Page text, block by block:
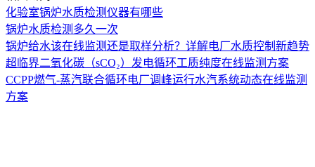
化验室锅炉水质检测仪器有哪些
锅炉水质检测多久一次
锅炉给水该在线监测还是取样分析？详解电厂水质控制新趋势
超临界二氧化碳（sCO₂）发电循环工质纯度在线监测方案
CCPP燃气-蒸汽联合循环电厂调峰运行水汽系统动态在线监测
方案